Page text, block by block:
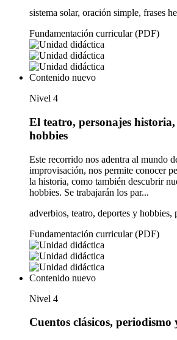
sistema solar, oración simple, frases
Fundamentación curricular (PDF)
Contenido nuevo
Nivel 4
El teatro, personajes
hobbies
Este recorrido nos adentra al mundo
improvisación, nos permite conocer
la historia, como también descubrir
hobbies. Se trabajarán los par...
adverbios, teatro, deportes y hobbies,
Fundamentación curricular (PDF)
Contenido nuevo
Nivel 4
Cuentos clásicos,